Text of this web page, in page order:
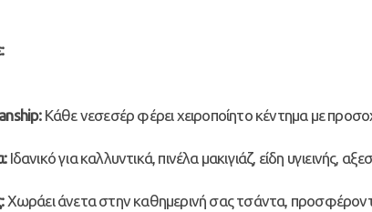
Κάθε νεσεσέρ φέρει χειροποίητο κέντημα με
Ιδανικό για καλλυντικά, πινέλα μακιγιάζ, είδη υγιεινής,
Χωράει άνετα στην καθημερινή σας τσάντα,